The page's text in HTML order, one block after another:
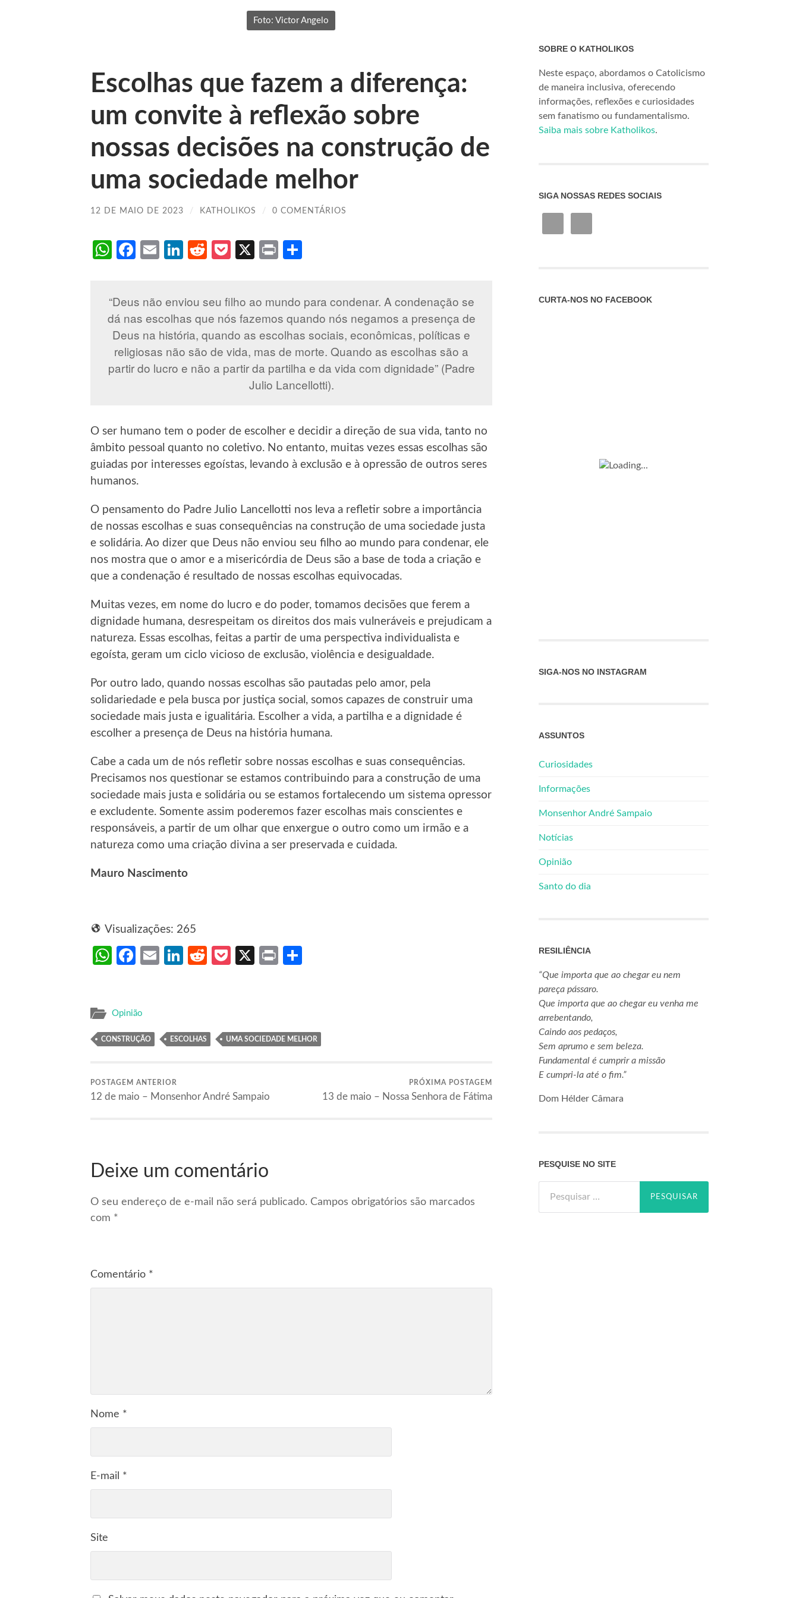
Foto: Victor Angelo
Escolhas que fazem a diferença:
um convite à reflexão sobre
nossas decisões na construção de
uma sociedade melhor
12 DE MAIO DE 2023 / KATHOLIKOS / 0 COMENTÁRIOS
WhatsApp
Facebook
EmailLinkedIn
RedditPocket
X Print
“Deus não enviou seu filho ao mundo para condenar. A condenação se
dá nas escolhas que nós fazemos quando nós negamos a presença de
Deus na história, quando as escolhas sociais, econômicas, políticas e
religiosas não são de vida, mas de morte. Quando as escolhas são a
partir do lucro e não a partir da partilha e da vida com dignidade” (Padre
Julio Lancellotti).
O ser humano tem o poder de escolher e decidir a direção de sua vida, tanto no
âmbito pessoal quanto no coletivo. No entanto, muitas vezes essas escolhas são
guiadas por interesses egoístas, levando à exclusão e à opressão de outros seres
humanos.
O pensamento do Padre Julio Lancellotti nos leva a refletir sobre a importância
de nossas escolhas e suas consequências na construção de uma sociedade justa
e solidária. Ao dizer que Deus não enviou seu filho ao mundo para condenar, ele
nos mostra que o amor e a misericórdia de Deus são a base de toda a criação e
que a condenação é resultado de nossas escolhas equivocadas.
Muitas vezes, em nome do lucro e do poder, tomamos decisões que ferem a
dignidade humana, desrespeitam os direitos dos mais vulneráveis e prejudicam a
natureza. Essas escolhas, feitas a partir de uma perspectiva individualista e
egoísta, geram um ciclo vicioso de exclusão, violência e desigualdade.
Por outro lado, quando nossas escolhas são pautadas pelo amor, pela
solidariedade e pela busca por justiça social, somos capazes de construir uma
sociedade mais justa e igualitária. Escolher a vida, a partilha e a dignidade é
escolher a presença de Deus na história humana.
Cabe a cada um de nós refletir sobre nossas escolhas e suas consequências.
Precisamos nos questionar se estamos contribuindo para a construção de uma
sociedade mais justa e solidária ou se estamos fortalecendo um sistema opressor
e excludente. Somente assim poderemos fazer escolhas mais conscientes e
responsáveis, a partir de um olhar que enxergue o outro como um irmão e a
natureza como uma criação divina a ser preservada e cuidada.
Mauro Nascimento
Visualizações: 265
WhatsApp
Facebook
EmailLinkedIn
RedditPocket
X Print
Opinião
CONSTRUÇÃO ESCOLHAS UMA SOCIEDADE MELHOR
POSTAGEM ANTERIOR
12 de maio – Monsenhor André Sampaio
PRÓXIMA POSTAGEM
13 de maio – Nossa Senhora de Fátima
Deixe um comentário
O seu endereço de e-mail não será publicado. Campos obrigatórios são marcados
com *
Comentário *
Nome *
E-mail *
Site
SOBRE O KATHOLIKOS
Neste espaço, abordamos o Catolicismo
de maneira inclusiva, oferecendo
informações, reflexões e curiosidades
sem fanatismo ou fundamentalismo.
Saiba mais sobre Katholikos.
SIGA NOSSAS REDES SOCIAIS
CURTA-NOS NO FACEBOOK
SIGA-NOS NO INSTAGRAM
ASSUNTOS
Curiosidades
Informações
Monsenhor André Sampaio
Notícias
Opinião
Santo do dia
RESILIÊNCIA
“Que importa que ao chegar eu nem
pareça pássaro.
Que importa que ao chegar eu venha me
arrebentando,
Caindo aos pedaços,
Sem aprumo e sem beleza.
Fundamental é cumprir a missão
E cumpri-la até o fim.”
Dom Hélder Câmara
PESQUISE NO SITE
por: